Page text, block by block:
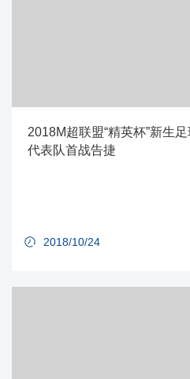
2018M超联盟“精英杯”新生
代表队首战告捷
2018/10/24